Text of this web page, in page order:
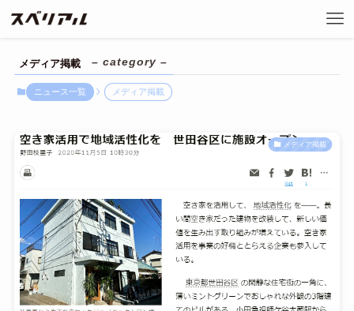
メディア掲載 – category –
ニュース一覧 メディア掲載
メディア掲載